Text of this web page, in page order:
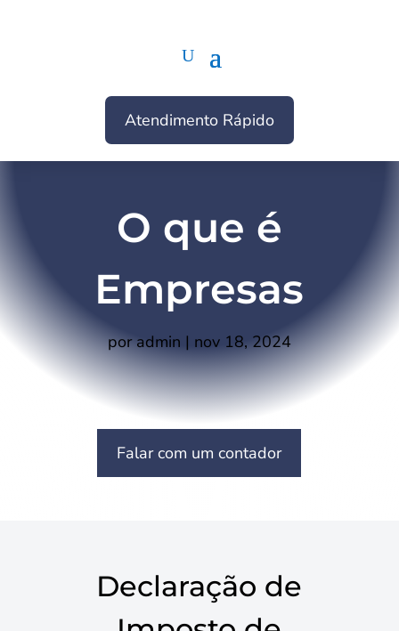
Atendimento Rápido
O que é
Empresas
poradmin | nov 18, 2024
Falar com um contador
Declaração de